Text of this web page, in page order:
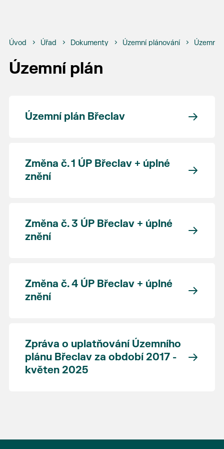
Úvod Úřad Dokumenty Územní plánování Územní
Územní plán
Územní plán Břeclav
Změna č. 1 ÚP Břeclav + úplné
znění
Změna č. 3 ÚP Břeclav + úplné
znění
Změna č. 4 ÚP Břeclav + úplné
znění
Zpráva o uplatňování Územního
plánu Břeclav za období 2017 -
květen 2025